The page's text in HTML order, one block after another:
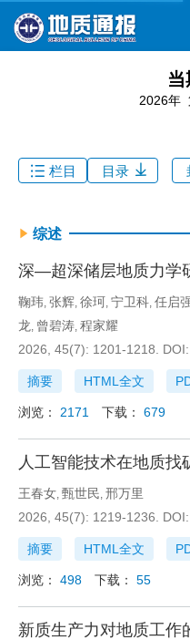
2026年
栏目 目录
综述
深—超深储层地质力学
鞠玮, 张辉, 徐珂, 宁卫科, 任启
龙, 曾碧涛, 程家耀
2026, 45(7): 1201-1218.
DOI:
摘要 HTML全文
浏览： 2171 下载： 679
人工智能技术在地质找
王春女, 甄世民, 邢万里
2026, 45(7): 1219-1236.
DOI:
摘要 HTML全文
浏览： 498 下载： 55
新质生产力对地质工作